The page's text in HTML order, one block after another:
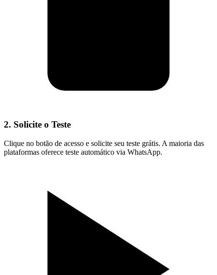
2. Solicite o Teste
Clique no botão de acesso e solicite seu teste grátis. A maioria das
plataformas oferece teste automático via WhatsApp.